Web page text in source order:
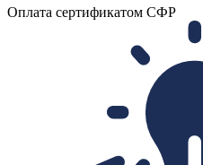
Оплата сертификатом СФР